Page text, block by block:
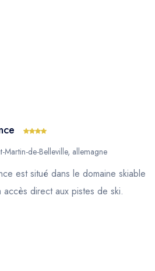
de-Belleville, allemagne
est situé dans le domaine skiable
direct aux pistes de ski.